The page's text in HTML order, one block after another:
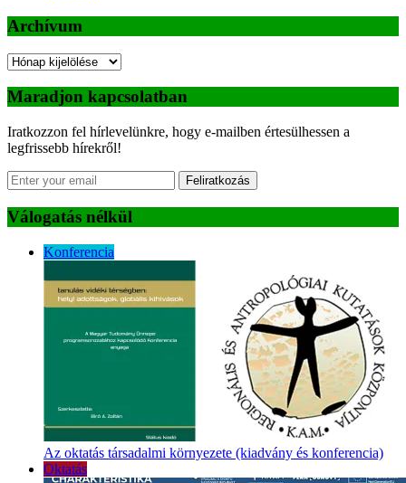
Archívum
Archívum
Maradjon kapcsolatban
Iratkozzon fel hírlevelünkre, hogy e-mailben értesülhessen a
legfrissebb hírekről!
Feliratkozás
Válogatás nélkül
Konferencia
Az oktatás társadalmi környezete (kiadvány és konferencia)
Oktatás